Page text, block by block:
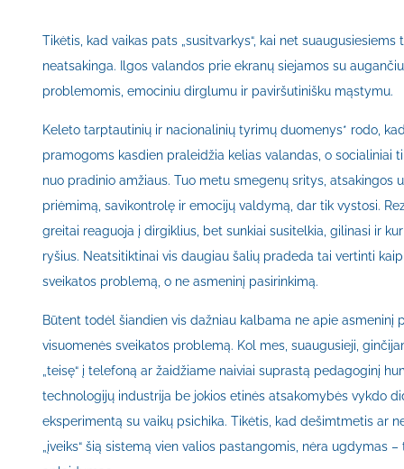
Tikėtis, kad vaikas pats „susitvarkys“, kai net suaugusiesiems
neatsakinga. Ilgos valandos prie ekranų siejamos su
problemomis, emociniu dirglumu ir paviršutinišku mąstymu.
Keleto tarptautinių ir nacionalinių tyrimų duomenys* rodo,
pramogoms kasdien praleidžia kelias valandas, o socialiniai
nuo pradinio amžiaus. Tuo metu smegenų sritys, atsakingos
priėmimą, savikontrolę ir emocijų valdymą, dar tik vystosi.
greitai reaguoja į dirgiklius, bet sunkiai susitelkia, gilinasi ir
ryšius. Neatsitiktinai vis daugiau šalių pradeda tai vertinti
sveikatos problemą, o ne asmeninį pasirinkimą.
Būtent todėl šiandien vis dažniau kalbama ne apie asmeninį
visuomenės sveikatos problemą. Kol mes, suaugusieji,
„teisę“ į telefoną ar žaidžiame naiviai suprastą pedagoginį
technologijų industrija be jokios etinės atsakomybės vykdo
eksperimentą su vaikų psichika. Tikėtis, kad dešimtmetis ar
„įveiks“ šią sistemą vien valios pastangomis, nėra ugdymas